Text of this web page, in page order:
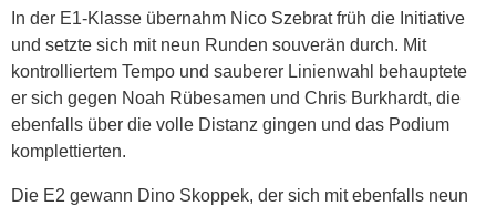
In der E1-Klasse übernahm Nico Szebrat früh die Initiative
und setzte sich mit neun Runden souverän durch. Mit
kontrolliertem Tempo und sauberer Linienwahl behauptete
er sich gegen Noah Rübesamen und Chris Burkhardt, die
ebenfalls über die volle Distanz gingen und das Podium
komplettierten.
Die E2 gewann Dino Skoppek, der sich mit ebenfalls neun